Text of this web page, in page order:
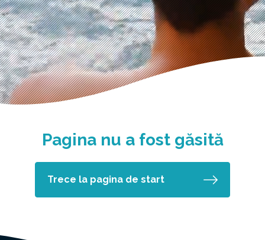
Pagina nu a fost găsită
Trece la pagina de start